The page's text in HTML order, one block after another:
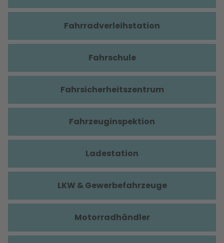
Fahrradverleihstation
Fahrschule
Fahrsicherheitszentrum
Fahrzeuginspektion
Ladestation
LKW & Gewerbefahrzeuge
Motorradhändler